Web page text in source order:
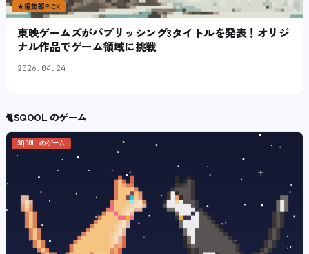
★編集部PICK
東映ゲームズがパブリッシング3タイトルを発表！オリジ
ナル作品でゲーム領域に挑戦
2026.04.24
🐈SQOOL のゲーム
SQOOL のゲーム